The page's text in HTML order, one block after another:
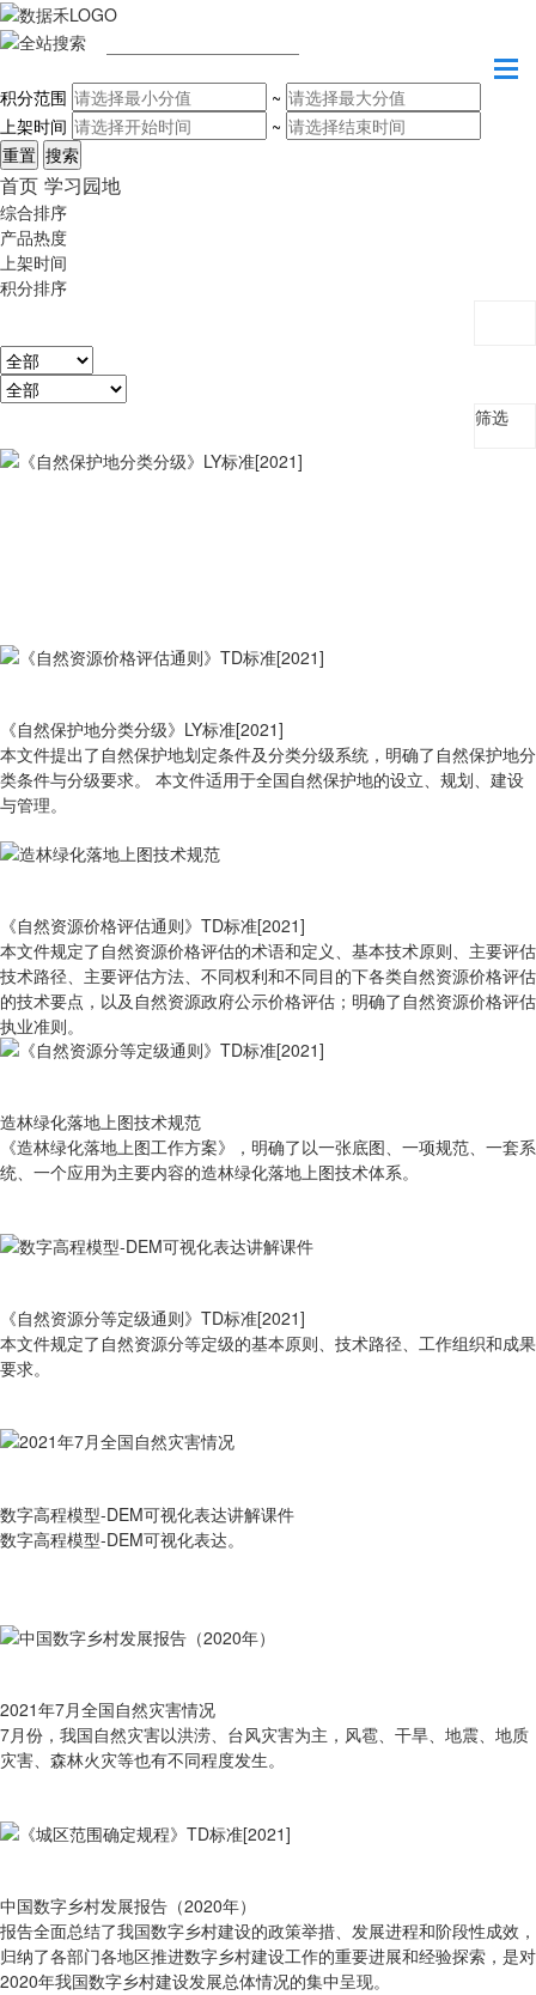
积分范围
~
上架时间
~
首页 学习园地
综合排序
产品热度
上架时间
积分排序
筛选
《自然保护地分类分级》LY标准[2021]
本文件提出了自然保护地划定条件及分类分级系统，明确了自然保护地分
类条件与分级要求。 本文件适用于全国自然保护地的设立、规划、建设
与管理。
《自然资源价格评估通则》TD标准[2021]
本文件规定了自然资源价格评估的术语和定义、基本技术原则、主要评估
技术路径、主要评估方法、不同权利和不同目的下各类自然资源价格评估
的技术要点，以及自然资源政府公示价格评估；明确了自然资源价格评估
执业准则。
造林绿化落地上图技术规范
《造林绿化落地上图工作方案》，明确了以一张底图、一项规范、一套系
统、一个应用为主要内容的造林绿化落地上图技术体系。
《自然资源分等定级通则》TD标准[2021]
本文件规定了自然资源分等定级的基本原则、技术路径、工作组织和成果
要求。
数字高程模型-DEM可视化表达讲解课件
数字高程模型-DEM可视化表达。
2021年7月全国自然灾害情况
7月份，我国自然灾害以洪涝、台风灾害为主，风雹、干旱、地震、地质
灾害、森林火灾等也有不同程度发生。
中国数字乡村发展报告（2020年）
报告全面总结了我国数字乡村建设的政策举措、发展进程和阶段性成效，
归纳了各部门各地区推进数字乡村建设工作的重要进展和经验探索，是对
2020年我国数字乡村建设发展总体情况的集中呈现。